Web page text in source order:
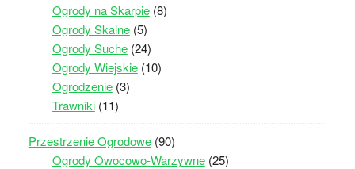
Ogrody na Skarpie(8)
Ogrody Skalne(5)
Ogrody Suche(24)
Ogrody Wiejskie(10)
Ogrodzenie(3)
Trawniki(11)
Przestrzenie Ogrodowe(90)
Ogrody Owocowo-Warzywne(25)